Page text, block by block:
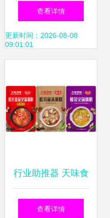
网销售 哪个选择更
优？
查看详情
更新时间：2026-08-08
09:01:01
行业助推器 天味食
品三大爆品首秀第
查看详情